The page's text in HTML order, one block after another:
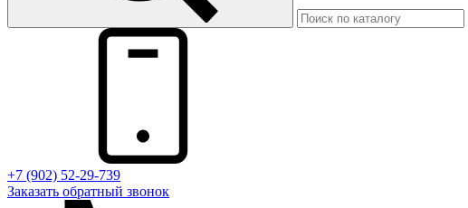
+7 (902) 52-29-739
Заказать обратный звонок